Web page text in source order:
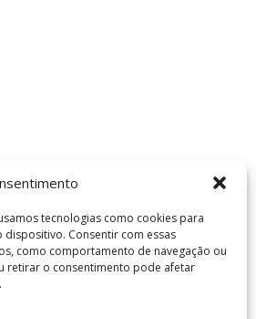
tecnologias como cookies para
Consentir com essas
como comportamento de navegação ou
retirar o consentimento pode afetar